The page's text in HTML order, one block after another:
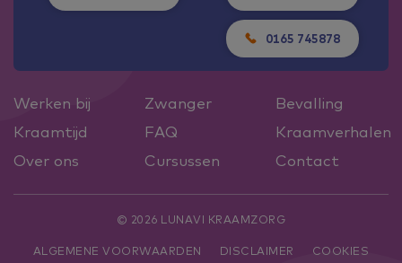
0165 745878
Werken bij Zwanger
Bevalling
Kraamtijd
FAQ
Kraamverhalen
Over ons
Cursussen Contact
© 2026 LUNAVI KRAAMZORG
ALGEMENE VOORWAARDEN DISCLAIMER COOKIES